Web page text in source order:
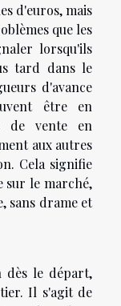
d'euros, mais
que les
lorsqu'ils
tard dans le
d'avance
être en
de vente en
aux autres
Cela signifie
sur le marché,
sans drame et
dès le départ,
Il s'agit de